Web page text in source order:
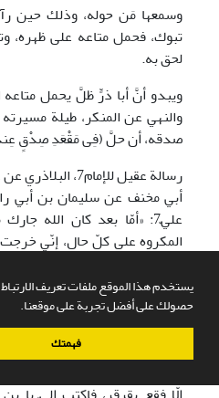
يستخدم هذا الموقع ملفات تعريف
حصولك على أفضل تجربة على موقعنا.
فهمتك
وسمعها مَن حوله، وذلك حين
لحق به.
ويبدو أنَّ أبا ذرٍّ ظلَّ يحمل متاعه
والنهي عن المنكر، طيلة
صدقه، أن حلَّ (فِى مَقْعَدِ صِدْقٍ
رسالة عقيل
أبي مخنف عن سليمان بن أبي
عليّ7: «أمّا بعد كان الله
المكروه على كلّ حال، إنّي خرجت
عبد الله بن سعد بن أبي سرح
الطلقاء، فقلت لهم ــ وعرفت
الطلقاء؟ أبمعاوية تلحقون
تحاولون تغيير أمر الله وإطفاء
ثمّ إنّي قدمت مكة وأهلها
على الحيرة وما يليها، فأف